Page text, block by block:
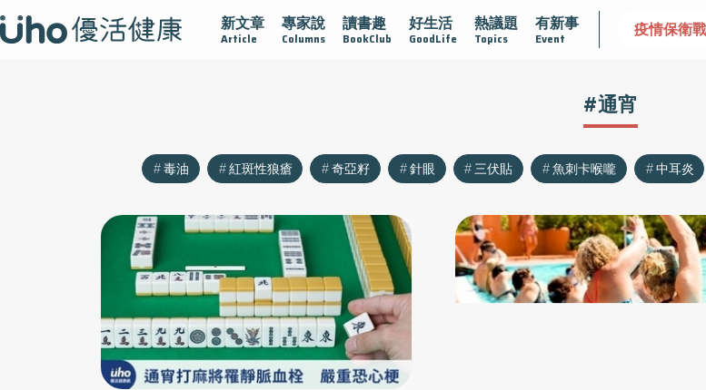
新文章
Article
專家說
Columns
讀書趣
BookClub
好生活
GoodLife
熱議題
Topics
有新事
Event
守護骨骼健康 達文西手術專欄 2025植牙指南 漸凍不孤單 愛不沾黏 守護腺在 疫情保衛戰
#通宵
毒油 紅斑性狼瘡 奇亞籽 針眼 三伏貼 魚刺卡喉嚨 中耳炎